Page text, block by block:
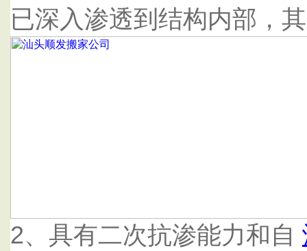
已深入渗透到结构内部，
2、具有二次抗渗能力和自